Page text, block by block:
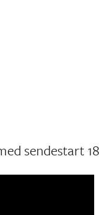
sendestart